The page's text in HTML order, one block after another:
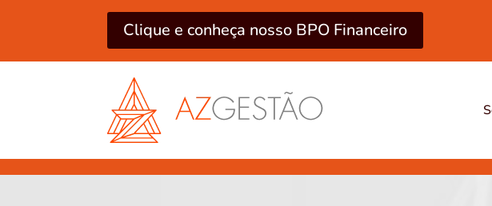
Clique e conheça nosso BPO Financeiro